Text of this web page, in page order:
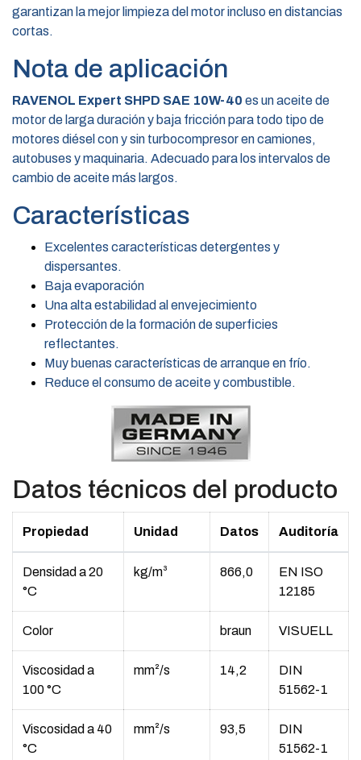
garantizan la mejor limpieza del motor incluso en distancias
cortas.
Nota de aplicación
RAVENOL Expert SHPD SAE 10W-40 es un aceite de
motor de larga duración y baja fricción para todo tipo de
motores diésel con y sin turbocompresor en camiones,
autobuses y maquinaria. Adecuado para los intervalos de
cambio de aceite más largos.
Características
Excelentes características detergentes y
dispersantes.
Baja evaporación
Una alta estabilidad al envejecimiento
Protección de la formación de superficies
reflectantes.
Muy buenas características de arranque en frío.
Reduce el consumo de aceite y combustible.
Datos técnicos del producto
Propiedad Unidad Datos Auditoría
Densidad a 20
°C
kg/m³ 866,0
EN ISO
12185
Color braun VISUELL
Viscosidad a
100 °C
mm²/s 14,2
DIN
51562-1
Viscosidad a 40
°C
mm²/s 93,5
DIN
51562-1